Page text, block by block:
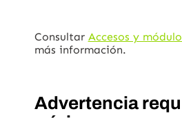
Consultar Accesos y
más información.
Advertencia